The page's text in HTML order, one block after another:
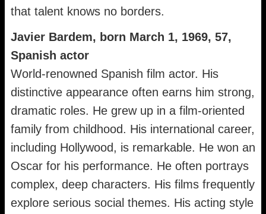
that talent knows no borders.
Javier Bardem, born March 1, 1969, 57,
Spanish actor
World-renowned Spanish film actor. His
distinctive appearance often earns him strong,
dramatic roles. He grew up in a film-oriented
family from childhood. His international career,
including Hollywood, is remarkable. He won an
Oscar for his performance. He often portrays
complex, deep characters. His films frequently
explore serious social themes. His acting style